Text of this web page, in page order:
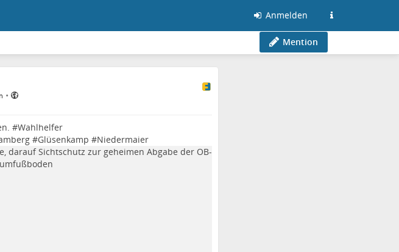
Anmelden
Mention
•
#Wahlhelfer
#Glüsenkamp #Niedermaier